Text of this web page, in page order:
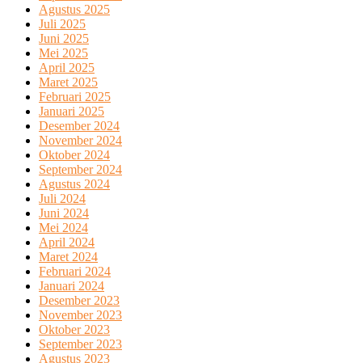
Agustus 2025
Juli 2025
Juni 2025
Mei 2025
April 2025
Maret 2025
Februari 2025
Januari 2025
Desember 2024
November 2024
Oktober 2024
September 2024
Agustus 2024
Juli 2024
Juni 2024
Mei 2024
April 2024
Maret 2024
Februari 2024
Januari 2024
Desember 2023
November 2023
Oktober 2023
September 2023
Agustus 2023